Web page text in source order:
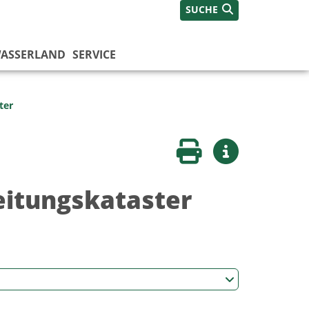
SUCHE
SERVICE
Seite druckenWeitere Infos